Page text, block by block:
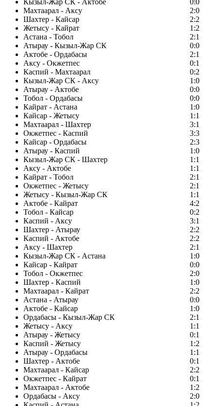
Кызыл-Жар СК - Актобе
0:0
Махтаарал - Аксу
2:0
Шахтер - Кайсар
2:2
Жетысу - Кайрат
1:2
Астана - Тобол
2:1
Атырау - Кызыл-Жар СК
0:0
Актобе - Ордабасы
2:1
Аксу - Окжетпес
0:1
Каспий - Махтаарал
0:2
Кызыл-Жар СК - Аксу
1:0
Атырау - Актобе
0:0
Тобол - Ордабасы
0:0
Кайрат - Астана
1:0
Кайсар - Жетысу
1:1
Махтаарал - Шахтер
3:1
Окжетпес - Каспий
3:3
Кайсар - Ордабасы
2:3
Атырау - Каспий
1:0
Кызыл-Жар СК - Шахтер
1:1
Аксу - Актобе
1:1
Кайрат - Тобол
2:1
Окжетпес - Жетысу
2:1
Жетысу - Кызыл-Жар СК
1:1
Актобе - Кайрат
4:2
Тобол - Кайсар
0:2
Каспий - Аксу
3:1
Шахтер - Атырау
2:2
Каспий - Актобе
2:2
Аксу - Шахтер
2:1
Кызыл-Жар СК - Астана
1:0
Кайсар - Кайрат
0:0
Тобол - Окжетпес
2:0
Шахтер - Каспий
1:0
Махтаарал - Кайрат
2:2
Астана - Атырау
0:0
Актобе - Кайсар
1:0
Ордабасы - Кызыл-Жар СК
2:1
Жетысу - Аксу
1:1
Атырау - Жетысу
0:1
Каспий - Жетысу
1:2
Атырау - Ордабасы
1:1
Шахтер - Актобе
0:1
Махтаарал - Кайсар
2:2
Окжетпес - Кайрат
0:1
Махтаарал - Актобе
1:2
Ордабасы - Аксу
2:0